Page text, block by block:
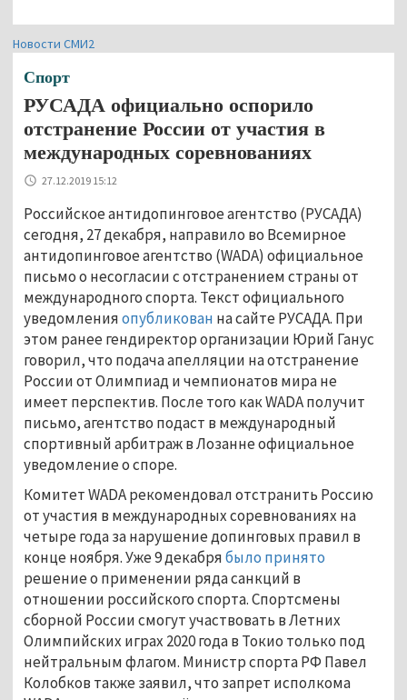
Новости СМИ2
Спорт
РУСАДА официально оспорило
отстранение России от участия в
международных соревнованиях
27.12.2019 15:12
Российское антидопинговое агентство (РУСАДА)
сегодня, 27 декабря, направило во Всемирное
антидопинговое агентство (WADA) официальное
письмо о несогласии с отстранением страны от
международного спорта. Текст официального
уведомленияопубликован на сайте РУСАДА. При
этом ранее гендиректор организации Юрий Ганус
говорил, что подача апелляции на отстранение
России от Олимпиад и чемпионатов мира не
имеет перспектив. После того как WADA получит
письмо, агентство подаст в международный
спортивный арбитраж в Лозанне официальное
уведомление о споре.
Комитет WADA рекомендовал отстранить Россию
от участия в международных соревнованиях на
четыре года за нарушение допинговых правил в
конце ноября. Уже 9 декабрябыло принято
решение о применении ряда санкций в
отношении российского спорта. Спортсмены
сборной России смогут участвовать в Летних
Олимпийских играх 2020 года в Токио только под
нейтральным флагом. Министр спорта РФ Павел
Колобков также заявил, что запрет исполкома